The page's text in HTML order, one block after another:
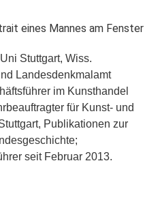
Stuttgart, Wiss.
Landesdenkmalamt
im Kunsthandel
für Kunst- und
Publikationen zur
seit Februar 2013.